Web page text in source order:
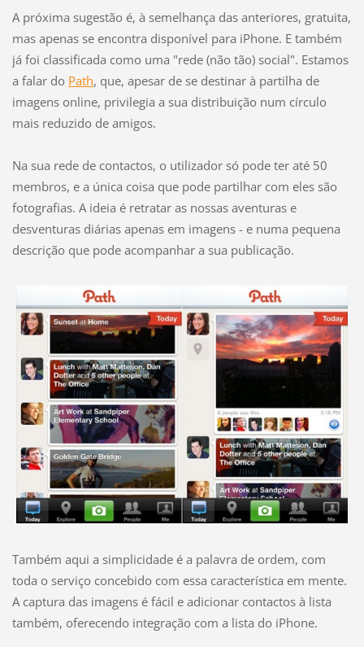
A próxima sugestão é, à semelhança das anteriores, gratuita,
mas apenas se encontra disponível para iPhone. E também
já foi classificada como uma "rede (não tão) social". Estamos
a falar do Path, que, apesar de se destinar à partilha de
imagens online, privilegia a sua distribuição num círculo
mais reduzido de amigos.
Na sua rede de contactos, o utilizador só pode ter até 50
membros, e a única coisa que pode partilhar com eles são
fotografias. A ideia é retratar as nossas aventuras e
desventuras diárias apenas em imagens - e numa pequena
descrição que pode acompanhar a sua publicação.
Também aqui a simplicidade é a palavra de ordem, com
toda o serviço concebido com essa característica em mente.
A captura das imagens é fácil e adicionar contactos à lista
também, oferecendo integração com a lista do iPhone.